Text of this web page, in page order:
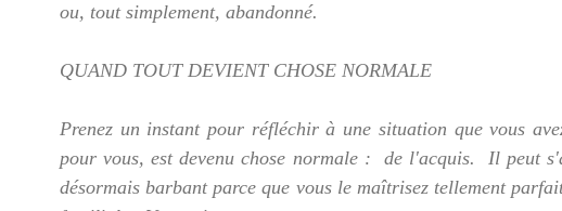
ou, tout simplement, abandonné.
QUAND TOUT DEVIENT CHOSE NORMALE
Prenez un instant pour réfléchir à une situation que vous
pour vous, est devenu chose normale :  de l'acquis.  Il peut
désormais barbant parce que vous le maîtrisez tellement